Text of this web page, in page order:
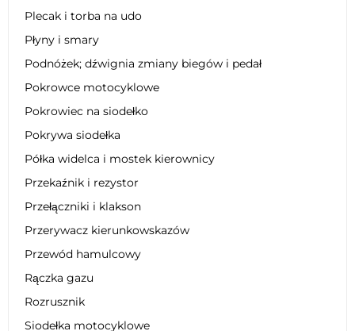
Plecak i torba na udo
Płyny i smary
Podnóżek; dźwignia zmiany biegów i pedał
Pokrowce motocyklowe
Pokrowiec na siodełko
Pokrywa siodełka
Półka widelca i mostek kierownicy
Przekaźnik i rezystor
Przełączniki i klakson
Przerywacz kierunkowskazów
Przewód hamulcowy
Rączka gazu
Rozrusznik
Siodełka motocyklowe